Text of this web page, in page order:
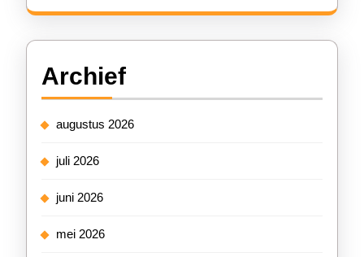
Archief
augustus 2026
juli 2026
juni 2026
mei 2026